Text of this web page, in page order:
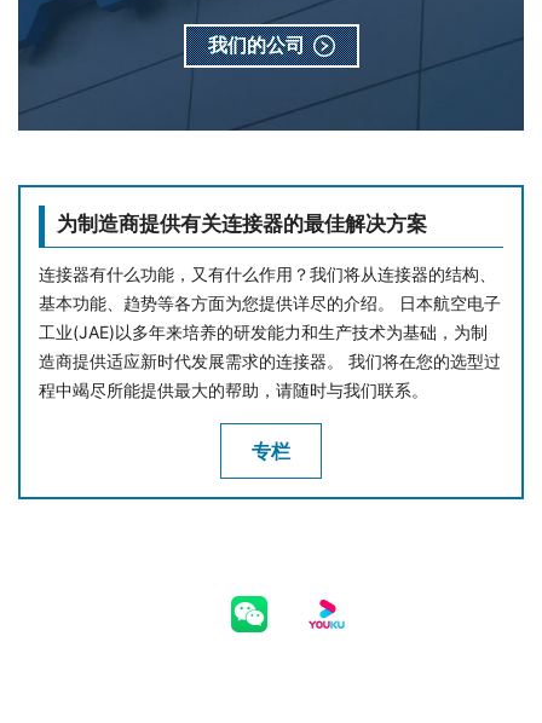
我们的公司
为制造商提供有关连接器的最佳解决方案
连接器有什么功能，又有什么作用？我们将从连接器的结构、
基本功能、趋势等各方面为您提供详尽的介绍。 日本航空电子
工业(JAE)以多年来培养的研发能力和生产技术为基础，为制
造商提供适应新时代发展需求的连接器。 我们将在您的选型过
程中竭尽所能提供最大的帮助，请随时与我们联系。
专栏